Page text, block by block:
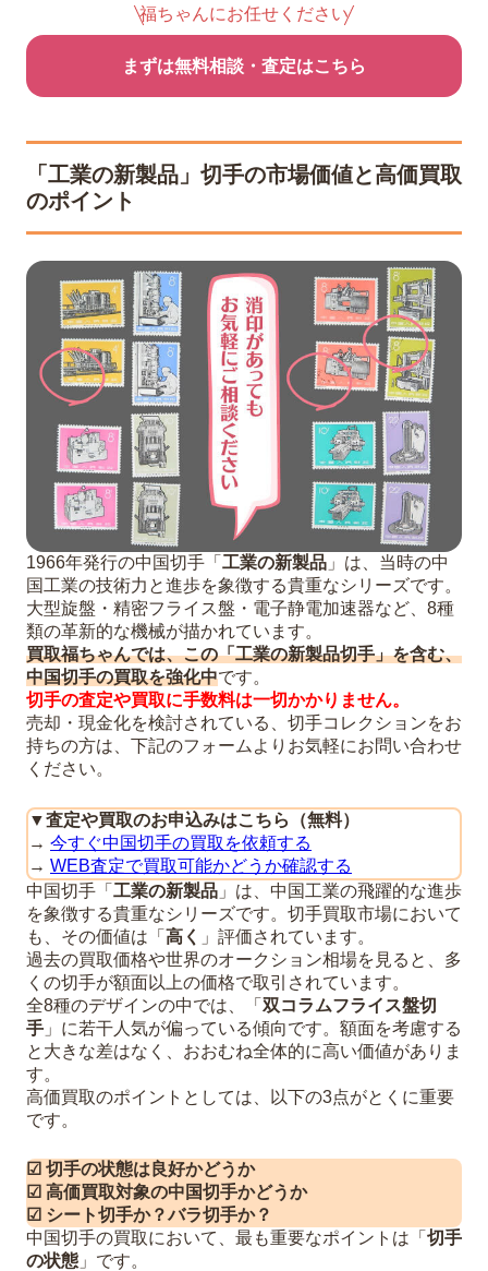
福ちゃんにお任せください
まずは無料相談・査定はこちら
「工業の新製品」切手の市場価値と高価買取
のポイント
1966年発行の中国切手「 工業の新製品 」は、当時の中
国工業の技術力と進歩を象徴する貴重なシリーズです。
大型旋盤・精密フライス盤・電子静電加速器など、8種
類の革新的な機械が描かれています。
買取福ちゃんでは、この「工業の新製品切手」を含む、
中国切手の買取を強化中です。
切手の査定や買取に手数料は一切かかりません。
売却・現金化を検討されている、切手コレクションをお
持ちの方は、下記のフォームよりお気軽にお問い合わせ
ください。
▼査定や買取のお申込みはこちら（無料）
→ 今すぐ中国切手の買取を依頼する
→ WEB査定で買取可能かどうか確認する
中国切手「 工業の新製品 」は、中国工業の飛躍的な進歩
を象徴する貴重なシリーズです。切手買取市場において
も、その価値は「 高く 」評価されています。
過去の買取価格や世界のオークション相場を見ると、多
くの切手が額面以上の価格で取引されています。
全8種のデザインの中では、「 双コラムフライス盤切
手 」に若干人気が偏っている傾向です。額面を考慮する
と大きな差はなく、おおむね全体的に高い価値がありま
す。
高価買取のポイントとしては、以下の3点がとくに重要
です。
☑ 切手の状態は良好かどうか
☑ 高価買取対象の中国切手かどうか
☑ シート切手か？バラ切手か？
中国切手の買取において、最も重要なポイントは「 切手
の状態 」です。